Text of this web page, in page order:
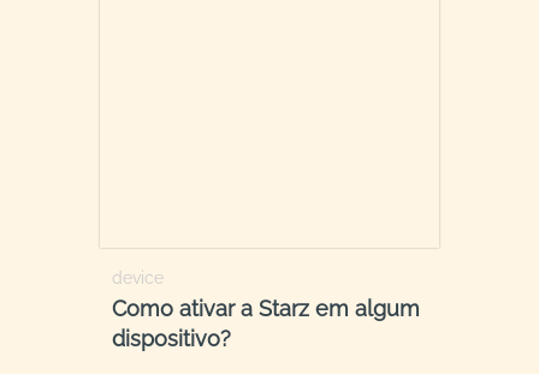
device
Como ativar a Starz em algum
dispositivo?